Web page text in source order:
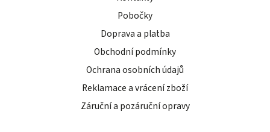
Pobočky
Doprava a platba
Obchodní podmínky
Ochrana osobních údajů
Reklamace a vrácení zboží
Záruční a pozáruční opravy